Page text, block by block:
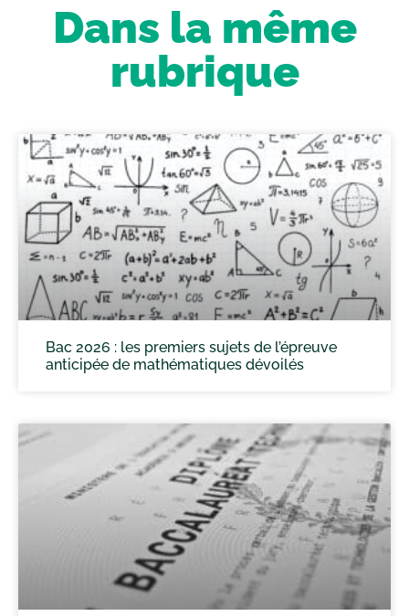
Dans la même
rubrique
Bac 2026 : les premiers sujets de l’épreuve
anticipée de mathématiques dévoilés